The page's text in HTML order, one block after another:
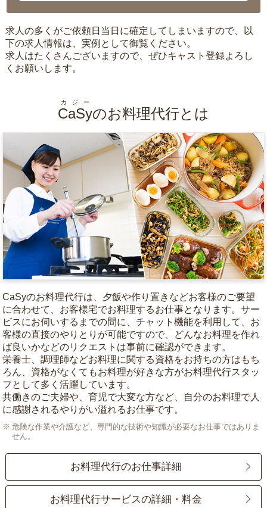
求人の多くがご依頼日当日に確定してしまいますので、以
下の求人情報は、実例として御覧ください。
求人はたくさんございますので、ぜひキャスト登録よろし
くお願いします。
CaSy
カジー
のお料理代行とは
CaSyのお料理代行は、夕飯や作り置きなどお客様のご要望
に合わせて、お客様宅でお料理するお仕事となります。サー
ビスにお伺いするまでの間に、チャット機能を利用して、お
客様の直接のやりとりが可能ですので、どんなお料理を作れ
ば良いかなどのリクエストは事前に確認ができます。
栄養士、調理師などお料理に関する資格をお持ちの方はもち
ろん、資格がなくてもお料理が好きな方がお料理代行スタッ
フとして多く活躍しています。
共働きのご夫婦や、育児で大変な方など、自分のお料理で人
に感謝されるやりがい溢れるお仕事です。
危険な作業や介護など、専門的な技術や知識が必要なお仕事ではありま
せん。
お料理代行のお仕事詳細
お料理代行サービスの詳細・料金